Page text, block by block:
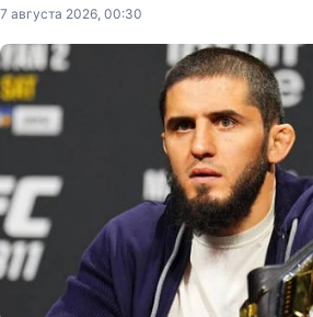
7 августа 2026, 00:30